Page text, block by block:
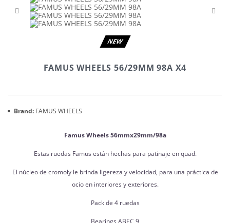
NEW
FAMUS WHEELS 56/29MM 98A X4
Brand: FAMUS WHEELS
Famus Wheels 56mmx29mm/98a
Estas ruedas Famus están hechas para patinaje en quad.
El núcleo de cromoly le brinda ligereza y velocidad, para una práctica de
ocio en interiores y exteriores.
Pack de 4 ruedas